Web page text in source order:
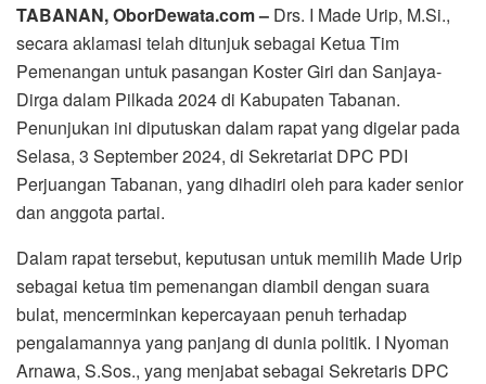
TABANAN, OborDewata.com – Drs. I Made Urip, M.Si.,
secara aklamasi telah ditunjuk sebagai Ketua Tim
Pemenangan untuk pasangan Koster Giri dan Sanjaya-
Dirga dalam Pilkada 2024 di Kabupaten Tabanan.
Penunjukan ini diputuskan dalam rapat yang digelar pada
Selasa, 3 September 2024, di Sekretariat DPC PDI
Perjuangan Tabanan, yang dihadiri oleh para kader senior
dan anggota partai.
Dalam rapat tersebut, keputusan untuk memilih Made Urip
sebagai ketua tim pemenangan diambil dengan suara
bulat, mencerminkan kepercayaan penuh terhadap
pengalamannya yang panjang di dunia politik. I Nyoman
Arnawa, S.Sos., yang menjabat sebagai Sekretaris DPC